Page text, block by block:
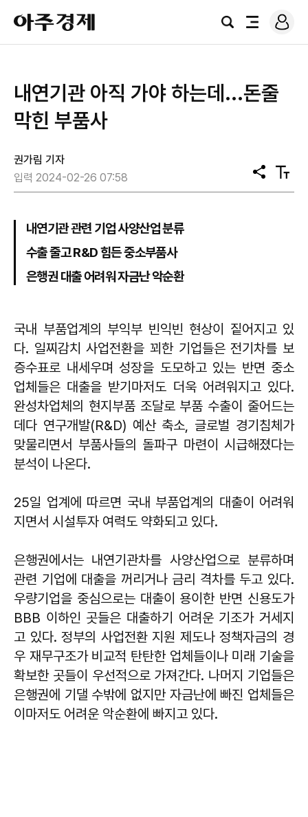
아
주
경
검
전
로
그
내연기관 아직 가야 하는데...돈줄
막힌 부품사
권가림 기자
입력 2024-02-26 07:58
공
유
텍
스
내연기관 관련 기업 사양산업 분류
수출 줄고 R&D 힘든 중소부품사
은행권 대출 어려워 자금난 악순환
국내 부품업계의 부익부 빈익빈 현상이 짙어지고 있
다. 일찌감치 사업전환을 꾀한 기업들은 전기차를 보
증수표로 내세우며 성장을 도모하고 있는 반면 중소
업체들은 대출을 받기마저도 더욱 어려워지고 있다.
완성차업체의 현지부품 조달로 부품 수출이 줄어드는
데다 연구개발(R&D) 예산 축소, 글로벌 경기침체가
맞물리면서 부품사들의 돌파구 마련이 시급해졌다는
분석이 나온다.
25일 업계에 따르면 국내 부품업계의 대출이 어려워
지면서 시설투자 여력도 약화되고 있다.
은행권에서는 내연기관차를 사양산업으로 분류하며
관련 기업에 대출을 꺼리거나 금리 격차를 두고 있다.
우량기업을 중심으로는 대출이 용이한 반면 신용도가
BBB 이하인 곳들은 대출하기 어려운 기조가 거세지
고 있다. 정부의 사업전환 지원 제도나 정책자금의 경
우 재무구조가 비교적 탄탄한 업체들이나 미래 기술을
확보한 곳들이 우선적으로 가져간다. 나머지 기업들은
은행권에 기댈 수밖에 없지만 자금난에 빠진 업체들은
이마저도 어려운 악순환에 빠지고 있다.